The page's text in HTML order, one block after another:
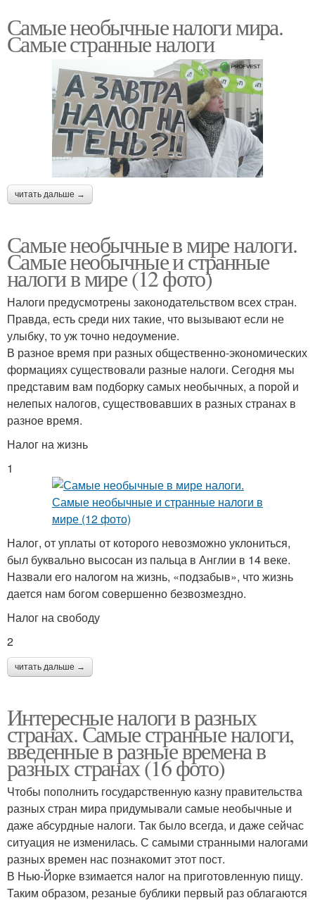
Самые необычные налоги мира.
Самые странные налоги
читать дальше →
Самые необычные в мире налоги.
Самые необычные и странные
налоги в мире (12 фото)
Налоги предусмотрены законодательством всех стран.
Правда, есть среди них такие, что вызывают если не
улыбку, то уж точно недоумение.
В разное время при разных общественно-экономических
формациях существовали разные налоги. Сегодня мы
представим вам подборку самых необычных, а порой и
нелепых налогов, существовавших в разных странах в
разное время.
Налог на жизнь
1
Налог, от уплаты от которого невозможно уклониться,
был буквально высосан из пальца в Англии в 14 веке.
Назвали его налогом на жизнь, «подзабыв», что жизнь
дается нам богом совершенно безвозмездно.
Налог на свободу
2
читать дальше →
Интересные налоги в разных
странах. Самые странные налоги,
введенные в разные времена в
разных странах (16 фото)
Чтобы пополнить государственную казну правительства
разных стран мира придумывали самые необычные и
даже абсурдные налоги. Так было всегда, и даже сейчас
ситуация не изменилась. С самыми странными налогами
разных времен нас познакомит этот пост.
В Нью-Йорке взимается налог на приготовленную пищу.
Таким образом, резаные бублики первый раз облагаются